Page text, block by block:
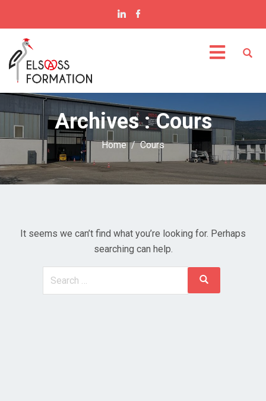
Archives : Cours
Home Cours
It seems we can’t find what you’re looking for. Perhaps
searching can help.
Search